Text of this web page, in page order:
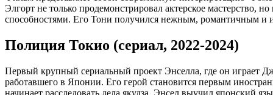
Элгорт не только продемонстрировал актерское мастерство,
способностями. Его Тони получился нежным, романтичным и
Полиция Токио (сериал, 2022-2024)
Первый крупный сериальный проект Энселла, где он играет
работавшего в Японии. Его герой становится первым
начинает расследовать дела якудза. Энсел выучил японский